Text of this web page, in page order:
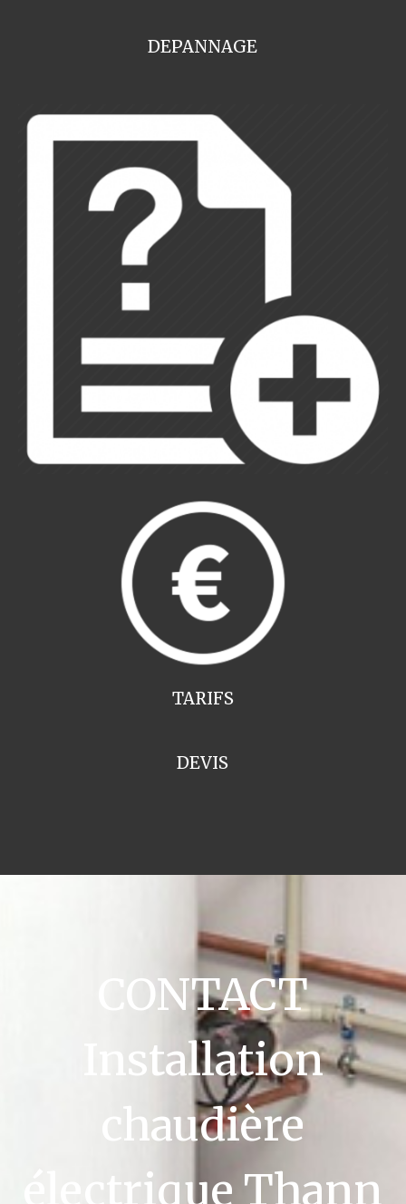
DEPANNAGE
TARIFS
DEVIS
CONTACT
Installation
chaudière
électrique Thann